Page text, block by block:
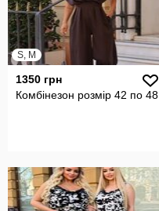
S, M
1350 грн
Комбінезон розмір 42 по 48